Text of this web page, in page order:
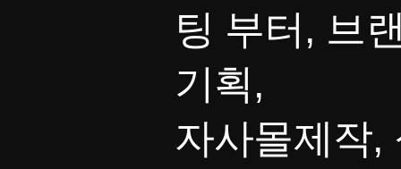
팅 부터, 브
기획,
자사몰제작,